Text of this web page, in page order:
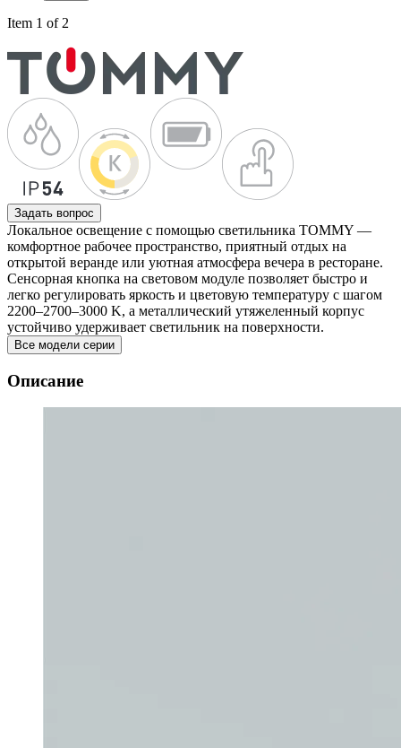
Item 1 of 2
Задать вопрос
Локальное освещение с помощью светильника TOMMY —
комфортное рабочее пространство, приятный отдых на
открытой веранде или уютная атмосфера вечера в ресторане.
Сенсорная кнопка на световом модуле позволяет быстро и
легко регулировать яркость и цветовую температуру с шагом
2200–2700–3000 K, а металлический утяжеленный корпус
устойчиво удерживает светильник на поверхности.
Все модели серии
Описание